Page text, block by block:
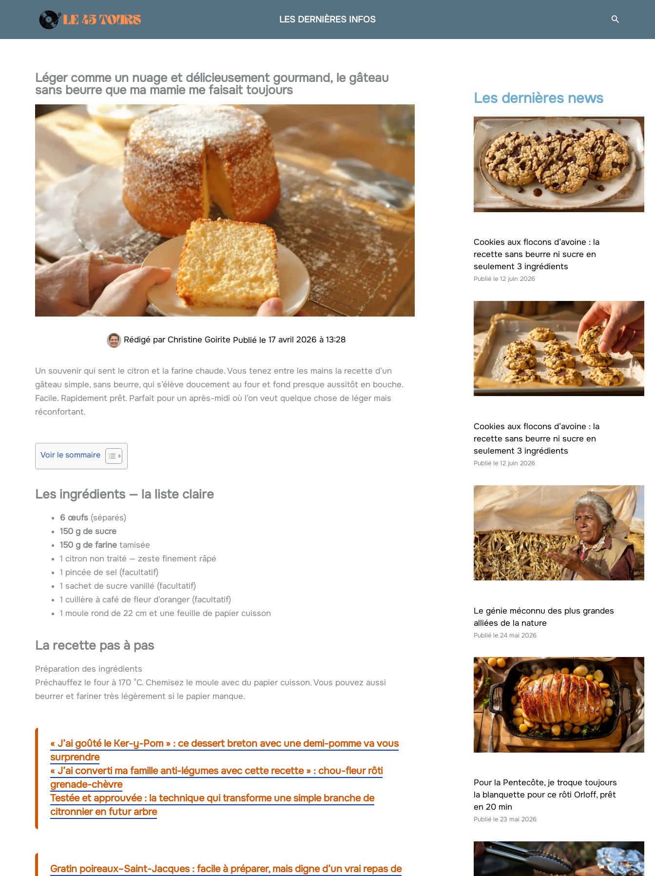
LES DERNIÈRES INFOS
Léger comme un nuage et délicieusement gourmand, le gâteau
sans beurre que ma mamie me faisait toujours
Rédigé par Christine Goirite 17 avril 2026 à 13:28
Un souvenir qui sent le citron et la farine chaude. Vous tenez entre les mains la recette d’un
gâteau simple, sans beurre, qui s’élève doucement au four et fond presque aussitôt en bouche.
Facile. Rapidement prêt. Parfait pour un après-midi où l’on veut quelque chose de léger mais
réconfortant.
Voir le sommaire
Les ingrédients — la liste claire
6 œufs (séparés)
150 g de sucre
150 g de farine tamisée
1 citron non traité — zeste finement râpé
1 pincée de sel (facultatif)
1 sachet de sucre vanillé (facultatif)
1 cuillère à café de fleur d’oranger (facultatif)
1 moule rond de 22 cm et une feuille de papier cuisson
La recette pas à pas
Préparation des ingrédients
Préchauffez le four à 170 °C. Chemisez le moule avec du papier cuisson. Vous pouvez aussi
beurrer et fariner très légèrement si le papier manque.
« J’ai goûté le Ker-y-Pom » : ce dessert breton avec une demi-pomme va vous
surprendre
« J’ai converti ma famille anti-légumes avec cette recette » : chou-fleur rôti
grenade-chèvre
Testée et approuvée : la technique qui transforme une simple branche de
citronnier en futur arbre
Gratin poireaux–Saint-Jacques : facile à préparer, mais digne d’un vrai repas de
Les dernières news
Cookies aux flocons d’avoine : la
recette sans beurre ni sucre en
seulement 3 ingrédients
12 juin 2026
Cookies aux flocons d’avoine : la
recette sans beurre ni sucre en
seulement 3 ingrédients
12 juin 2026
Le génie méconnu des plus grandes
alliées de la nature
24 mai 2026
Pour la Pentecôte, je troque toujours
la blanquette pour ce rôti Orloff, prêt
en 20 min
23 mai 2026